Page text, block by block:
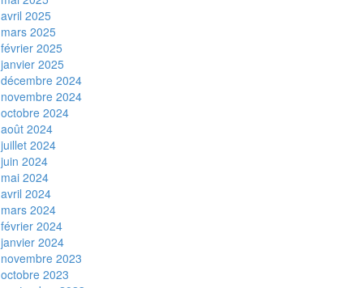
avril 2025
mars 2025
février 2025
janvier 2025
décembre 2024
novembre 2024
octobre 2024
août 2024
juillet 2024
juin 2024
mai 2024
avril 2024
mars 2024
février 2024
janvier 2024
novembre 2023
octobre 2023